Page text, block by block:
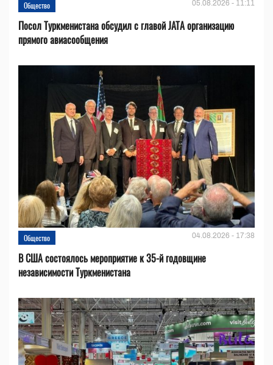
Общество 05.08.2026 - 11:11
Посол Туркменистана обсудил с главой JATA организацию
прямого авиасообщения
Общество 04.08.2026 - 17:38
В США состоялось мероприятие к 35-й годовщине
независимости Туркменистана